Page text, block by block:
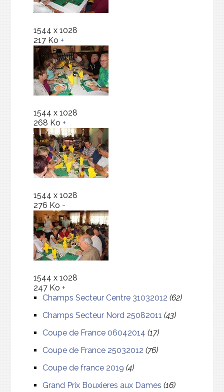
1544 x 1028
217 Ko +
1544 x 1028
268 Ko +
1544 x 1028
276 Ko -
1544 x 1028
247 Ko +
Champs Secteur Centre 31032012 (62)
Champs Secteur Nord 25082011 (43)
Coupe de France 06042014 (17)
Coupe de France 25032012 (76)
Coupe de france 2019 (4)
Grand Prix Bouxieres aux Dames (16)